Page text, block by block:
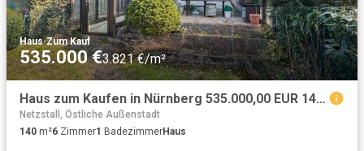
Haus·Zum Kauf
535.000 €3.821 €/m²
Haus zum Kaufen in Nürnberg 535.000,00 EUR 140.12 m²
Netzstall, Östliche Außenstadt
140 m²6 Zimmer1 BadezimmerHaus